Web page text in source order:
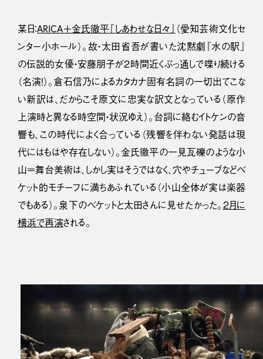
某日：ARICA＋金氏徹平『しあわせな日々』
（愛知芸術文化セ
ンター小ホール）。故・太田省吾が書いた沈黙劇『水の駅』
の伝説的女優・安藤朋子が２時間近くぶっ通しで喋り続ける
（名演！）。倉石信乃によるカタカナ固有名詞の一切出てこな
い新訳は、だからこそ原文に忠実な訳文となっている（原作
上演時と異なる時空間・状況ゆえ）。台詞に絡むイトケンの音
響も、この時代によく合っている（残響を伴わない発話は現
代にはもはや存在しない）。金氏徹平の一見瓦礫のような小
山＝舞台美術は、しかし実はそうではなく、穴やチューブなどベ
ケット的モチーフに満ちあふれている（小山全体が実は楽器
でもある）。泉下のベケットと太田さんに見せたかった。 ２月に
横浜で再演される。